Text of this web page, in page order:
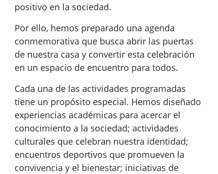
positivo en la sociedad.
Por ello, hemos preparado una agenda
conmemorativa que busca abrir las puertas
de nuestra casa y convertir esta celebración
en un espacio de encuentro para todos.
Cada una de las actividades programadas
tiene un propósito especial. Hemos diseñado
experiencias académicas para acercar el
conocimiento a la sociedad; actividades
culturales que celebran nuestra identidad;
encuentros deportivos que promueven la
convivencia y el bienestar; iniciativas de